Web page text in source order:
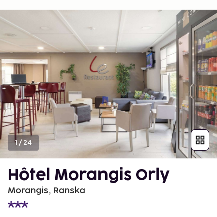
1 /24
Hôtel Morangis Orly
Morangis, Ranska